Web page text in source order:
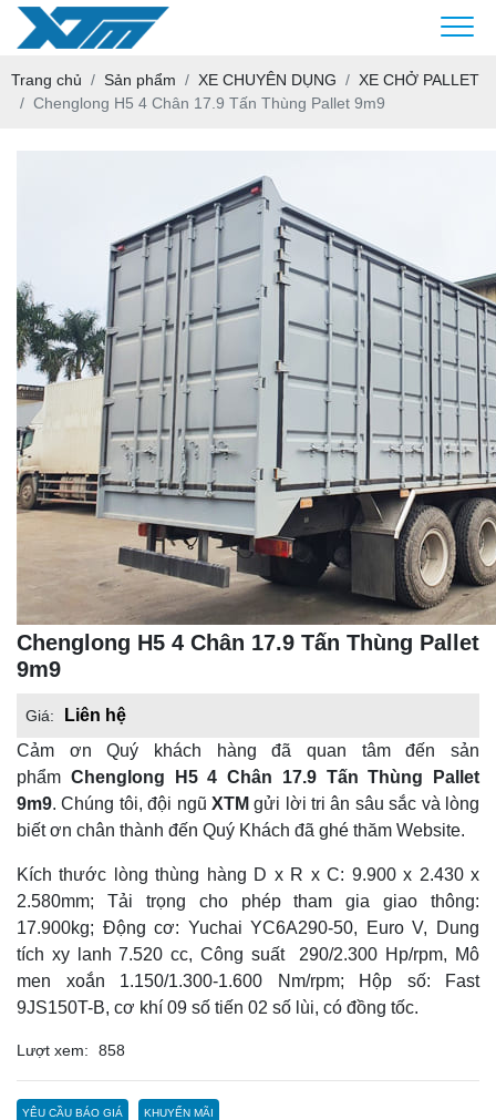
Trang chủ Sản phẩm XE CHUYÊN DỤNG
XE CHỞ PALLET
Chenglong H5 4 Chân 17.9 Tấn Thùng Pallet 9m9
Chenglong H5 4 Chân 17.9 Tấn Thùng Pallet
9m9
Giá:
Liên hệ
Cảm ơn Quý khách hàng đã quan tâm đến sản
phẩm Chenglong H5 4 Chân 17.9 Tấn Thùng Pallet
9m9. Chúng tôi, đội ngũ XTM gửi lời tri ân sâu sắc và lòng
biết ơn chân thành đến Quý Khách đã ghé thăm Website.
Kích thước lòng thùng hàng D x R x C: 9.900 x 2.430 x
2.580mm; Tải trọng cho phép tham gia giao thông:
17.900kg; Động cơ: Yuchai YC6A290-50, Euro V, Dung
tích xy lanh 7.520 cc, Công suất 290/2.300 Hp/rpm, Mô
men xoắn 1.150/1.300-1.600 Nm/rpm; Hộp số: Fast
9JS150T-B, cơ khí 09 số tiến 02 số lùi, có đồng tốc.
Lượt xem: 858
YÊU CẦU BÁO GIÁ KHUYẾN MÃI